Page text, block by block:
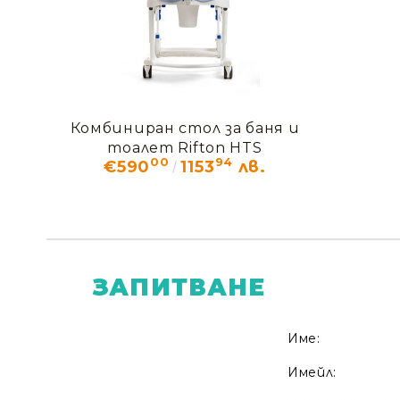
Комбиниран стол за баня и
тоалет Rifton HTS
€59000 115394 лв.
ЗАПИТВАНЕ
Име:
Имейл: